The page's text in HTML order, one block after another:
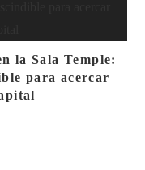
la Sala Temple:
para acercar